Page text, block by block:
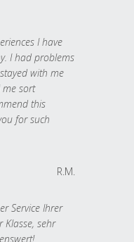
I have
I had problems
with me
sort
this
for such
R.M.
Service Ihrer
Klasse, sehr